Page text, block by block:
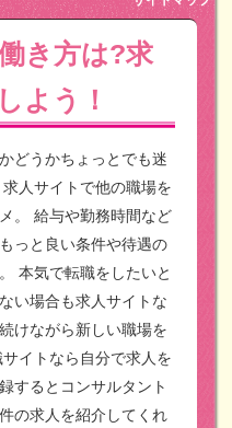
き方は?求
よう！
どうかちょっとでも迷
求人サイトで他の職場を
。
給与や勤務時間など
っと良い条件や待遇の
本気で転職をしたいと
い場合も求人サイトな
けながら新しい職場を
イトなら自分で求人を
するとコンサルタント
の求人を紹介してくれ